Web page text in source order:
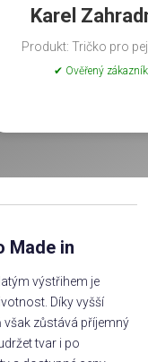
Karel
Produkt: Tričko pro
✔ Ověřený zákazník
Made in
výstřihem je
Díky vyšší
však zůstává příjemný
tvar i po